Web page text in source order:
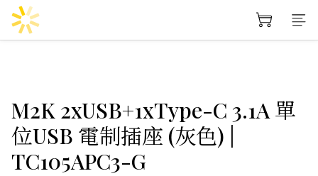
M2K 2xUSB+1xType-C 3.1A 單
位USB 電制插座 (灰色) |
TC105APC3-G